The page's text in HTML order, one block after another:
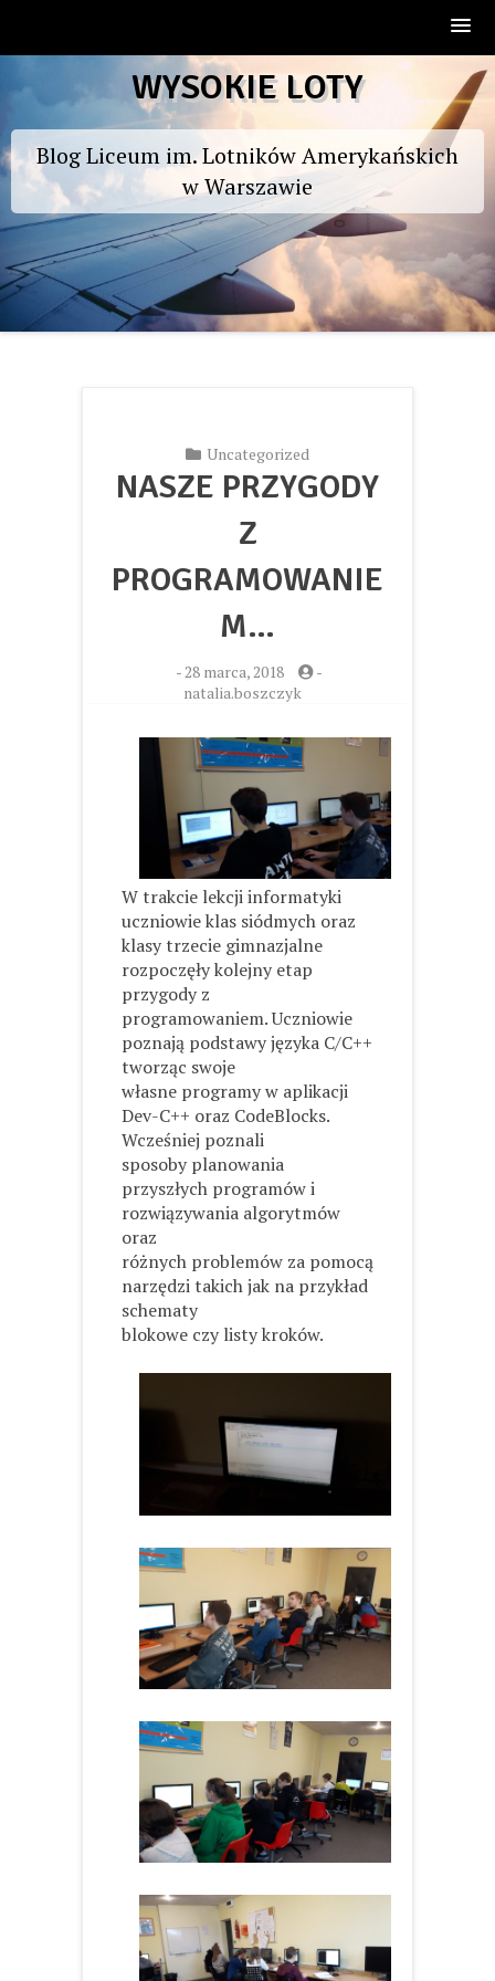
to
WYSOKIE LOTY
Blog Liceum im. Lotników Amerykańskich
w Warszawie
Uncategorized
NASZE PRZYGODY
Z
PROGRAMOWANIE
M…
-28 marca, 2018
-
natalia.boszczyk
W trakcie lekcji informatyki
uczniowie klas siódmych oraz
klasy trzecie gimnazjalne
rozpoczęły kolejny etap
przygody z
programowaniem. Uczniowie
poznają podstawy języka C/C++
tworząc swoje
własne programy w aplikacji
Dev-C++ oraz CodeBlocks.
Wcześniej poznali
sposoby planowania
przyszłych programów i
rozwiązywania algorytmów
oraz
różnych problemów za pomocą
narzędzi takich jak na przykład
schematy
blokowe czy listy kroków.